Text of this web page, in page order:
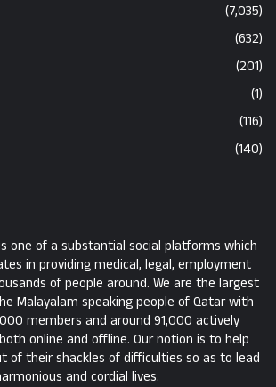
(7,035)
(632)
(201)
(1)
(116)
(140)
one of a substantial social platforms which
in providing medical, legal, employment
of people around. We are the largest
Malayalam speaking people of Qatar with
members and around 91,000 actively
online and offline. Our notion is to help
of their shackles of difficulties so as to lead
and cordial lives.